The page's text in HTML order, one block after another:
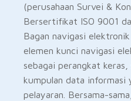
(perusahaan Survei &
Bersertifikat ISO 9001
Bagan navigasi
elemen kunci navigasi
sebagai perangkat keras,
kumpulan data informasi
pelayaran. Bersama-